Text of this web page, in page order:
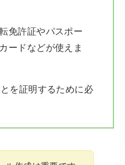
免許証やパスポー
ードなどが使えま
を証明するために必